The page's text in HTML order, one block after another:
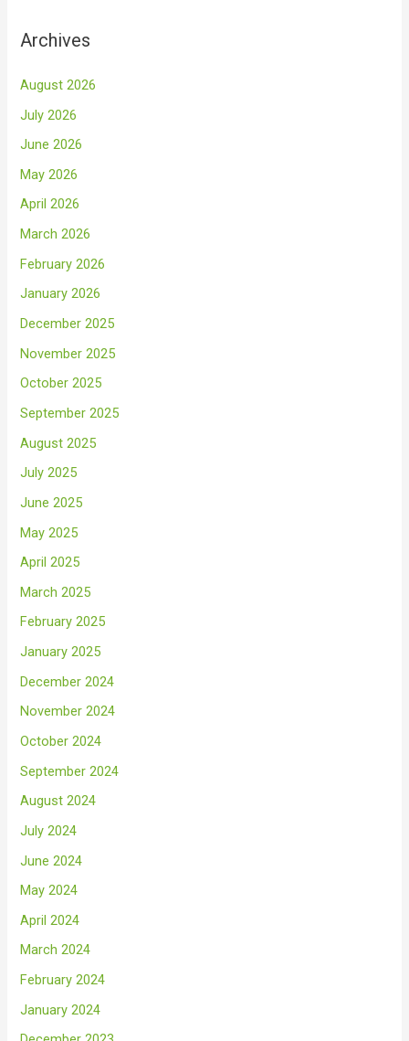
Archives
August 2026
July 2026
June 2026
May 2026
April 2026
March 2026
February 2026
January 2026
December 2025
November 2025
October 2025
September 2025
August 2025
July 2025
June 2025
May 2025
April 2025
March 2025
February 2025
January 2025
December 2024
November 2024
October 2024
September 2024
August 2024
July 2024
June 2024
May 2024
April 2024
March 2024
February 2024
January 2024